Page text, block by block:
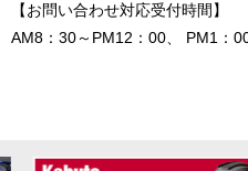
【お問い合わせ対応受付時間】
AM8：30～PM12：00、 PM1：